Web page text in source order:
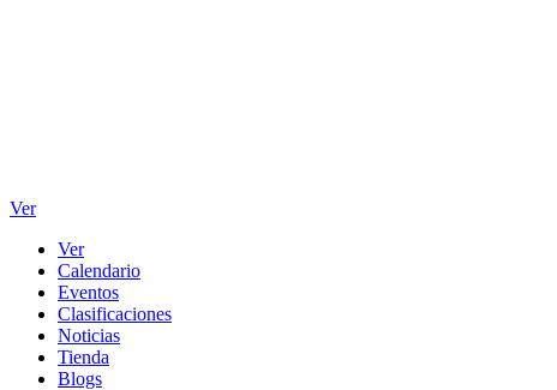
Ver
Ver
Calendario
Eventos
Clasificaciones
Noticias
Tienda
Blogs